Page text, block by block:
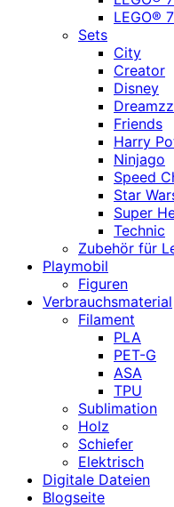
LEGO®
Sets
City
Creator
Disney
Friends
Harry
Ninjago
Speed
Star
Super
Technic
Zubehör für
Playmobil
Figuren
Verbrauchsmaterial
Filament
PLA
PET-G
ASA
TPU
Sublimation
Holz
Schiefer
Elektrisch
Digitale Dateien
Blogseite